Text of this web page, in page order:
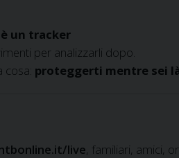
un tracker
per analizzarli dopo.
cosa: proteggerti mentre sei
live, familiari, amici,